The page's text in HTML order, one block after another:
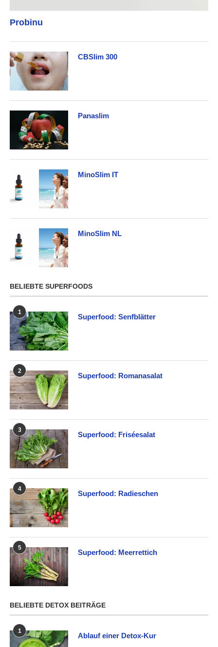
Probinu
CBSlim 300
Panaslim
MinoSlim IT
MinoSlim NL
BELIEBTE SUPERFOODS
1
Superfood: Senfblätter
2
Superfood: Romanasalat
3
Superfood: Friséesalat
4
Superfood: Radieschen
5
Superfood: Meerrettich
BELIEBTE DETOX BEITRÄGE
1
Ablauf einer Detox-Kur